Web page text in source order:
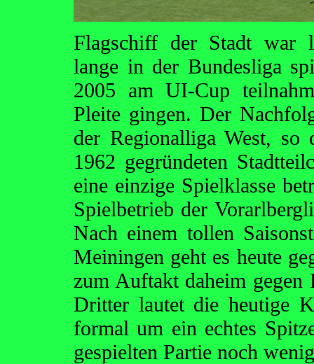
Flagschiff der Stadt war
lange in der Bundesliga
2005 am UI-Cup
Pleite gingen. Der
der Regionalliga West, so
1962 gegründeten
eine einzige Spielklasse
Spielbetrieb der
Nach einem tollen
Meiningen geht es heute
zum Auftakt daheim gegen
Dritter lautet die heutige
formal um ein echtes
gespielten Partie noch